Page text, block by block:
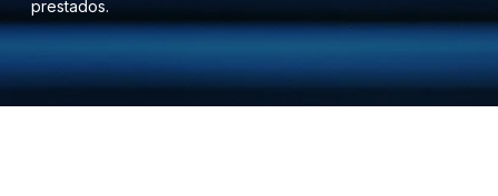
prestados.